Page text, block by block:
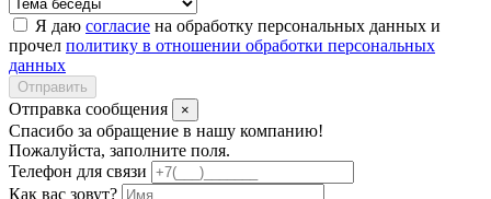
Я даю согласие на обработку персональных данных и
прочел политику в отношении обработки персональных
данных
Отправить
Отправка сообщения ×
Спасибо за обращение в нашу компанию!
Пожалуйста, заполните поля.
Телефон для связи
Как вас зовут?